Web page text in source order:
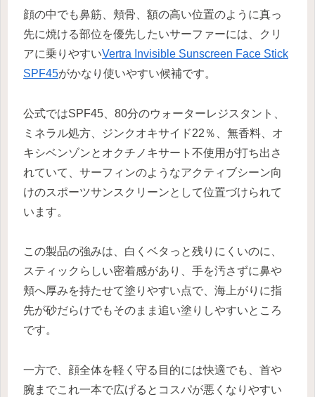
顔の中でも鼻筋、頬骨、額の高い位置のように真っ
先に焼ける部位を優先したいサーファーには、クリ
アに乗りやすいVertra Invisible Sunscreen Face Stick
SPF45がかなり使いやすい候補です。
公式ではSPF45、80分のウォーターレジスタント、
ミネラル処方、ジンクオキサイド22％、無香料、オ
キシベンゾンとオクチノキサート不使用が打ち出さ
れていて、サーフィンのようなアクティブシーン向
けのスポーツサンスクリーンとして位置づけられて
います。
この製品の強みは、白くベタっと残りにくいのに、
スティックらしい密着感があり、手を汚さずに鼻や
頬へ厚みを持たせて塗りやすい点で、海上がりに指
先が砂だらけでもそのまま追い塗りしやすいところ
です。
一方で、顔全体を軽く守る目的には快適でも、首や
腕までこれ一本で広げるとコスパが悪くなりやすい